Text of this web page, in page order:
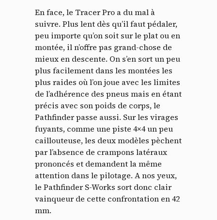
En face, le Tracer Pro a du mal à
suivre. Plus lent dès qu’il faut pédaler,
peu importe qu’on soit sur le plat ou en
montée, il n’offre pas grand-chose de
mieux en descente. On s’en sort un peu
plus facilement dans les montées les
plus raides où l’on joue avec les limites
de l’adhérence des pneus mais en étant
précis avec son poids de corps, le
Pathfinder passe aussi. Sur les virages
fuyants, comme une piste 4×4 un peu
caillouteuse, les deux modèles pèchent
par l’absence de crampons latéraux
prononcés et demandent la même
attention dans le pilotage. A nos yeux,
le Pathfinder S-Works sort donc clair
vainqueur de cette confrontation en 42
mm.